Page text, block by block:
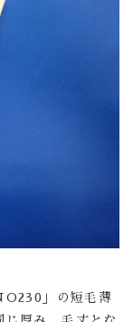
」の短毛薄